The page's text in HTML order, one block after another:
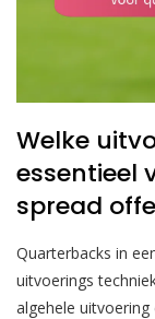
Welke
essentieel
spread
Quarterbacks in
uitvoerings
algehele